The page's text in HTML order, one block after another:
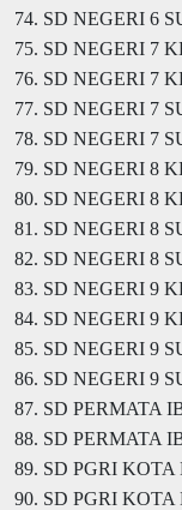
74. SD NEGERI 6
75. SD NEGERI 7
76. SD NEGERI 7
77. SD NEGERI 7
78. SD NEGERI 7
79. SD NEGERI 8
80. SD NEGERI 8
81. SD NEGERI 8
82. SD NEGERI 8
83. SD NEGERI 9
84. SD NEGERI 9
85. SD NEGERI 9
86. SD NEGERI 9
87. SD PERMATA
88. SD PERMATA
89. SD PGRI KOTA
90. SD PGRI KOTA